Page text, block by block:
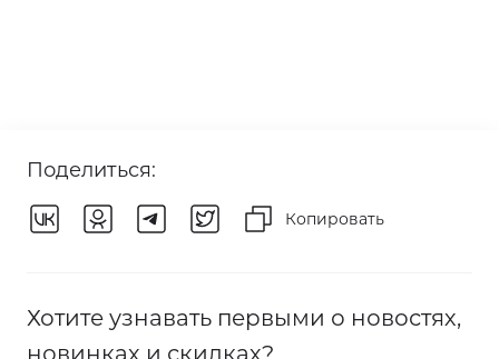
Поделиться:
Хотите узнавать первыми о новостях,
новинках и скидках?